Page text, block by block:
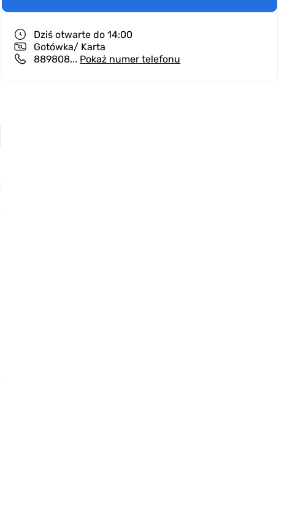
Dziś otwarte do 14:00
Gotówka/ Karta
889808... Pokaż numer telefonu